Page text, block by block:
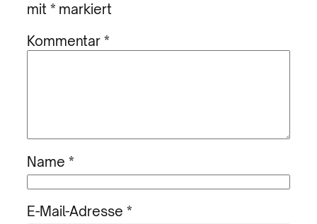
mit * markiert
Kommentar*
Name *
E-Mail-Adresse *